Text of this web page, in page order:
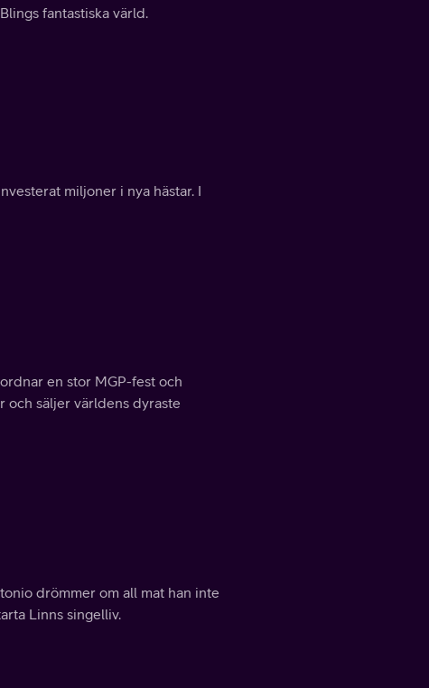
fantastiska värld.
miljoner i nya hästar. I
en stor MGP-fest och
och säljer världens dyraste
drömmer om all mat han inte
Linns singelliv.